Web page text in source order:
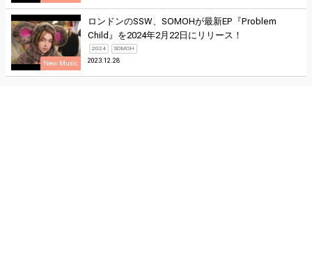
New Music
ロンドンのSSW、SOMOHが最新EP『Problem
Child』を2024年2月22日にリリース！
2024 SOMOH
2023.12.28